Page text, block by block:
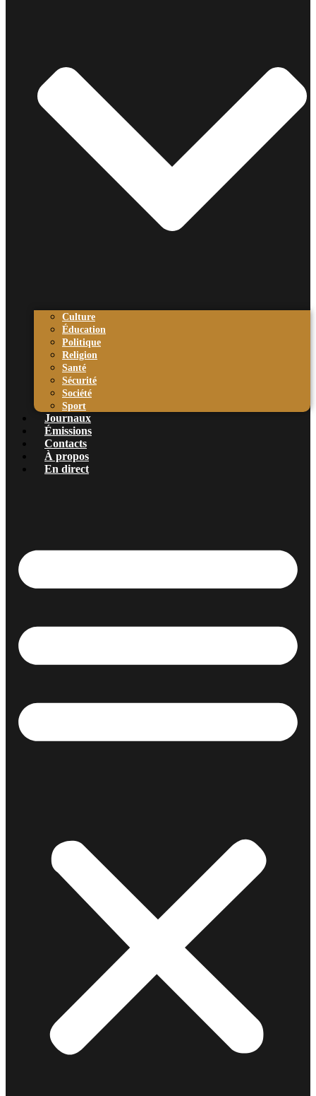
Culture
Éducation
Politique
Religion
Santé
Sécurité
Société
Sport
Journaux
Émissions
Contacts
À propos
En direct